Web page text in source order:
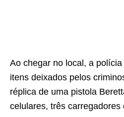
Ao chegar no local, a
itens deixados pelos
réplica de uma pistola
celulares, três